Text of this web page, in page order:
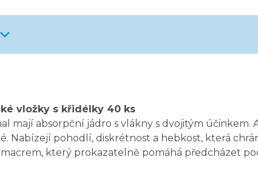
vložky s křidélky 40 ks
mají absorpční jádro s vlákny s dvojitým
Nabízejí pohodlí, diskrétnost a hebkost, která
který prokazatelně pomáhá předcházet